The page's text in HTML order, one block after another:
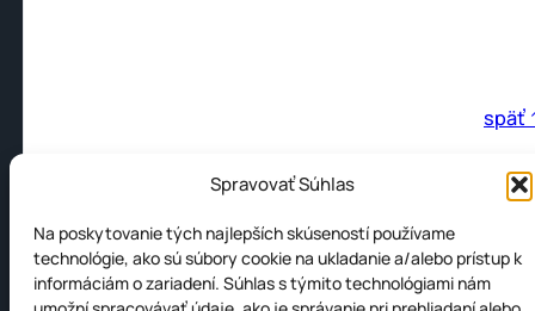
Spravovať Súhlas
Na poskytovanie tých najlepších skúseností používame
technológie, ako sú súbory cookie na ukladanie a/alebo prístup k
informáciám o zariadení. Súhlas s týmito technológiami nám
späť
LED indikácia